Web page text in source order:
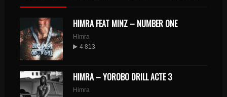
HIMRA FEAT MINZ – NUMBER ONE
Himra
4 813
HIMRA – YOROBO DRILL ACTE 3
Himra